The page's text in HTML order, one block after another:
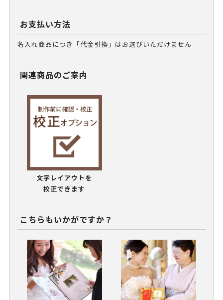
お支払い方法
名入れ商品につき「代金引換」はお選びいただけません
関連商品のご案内
文字レイアウトを
校正できます
こちらもいかがですか？